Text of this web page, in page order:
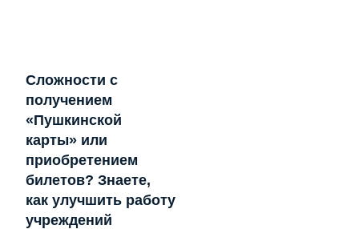
Сложности с
получением
«Пушкинской
карты» или
приобретением
билетов? Знаете,
как улучшить работу
учреждений